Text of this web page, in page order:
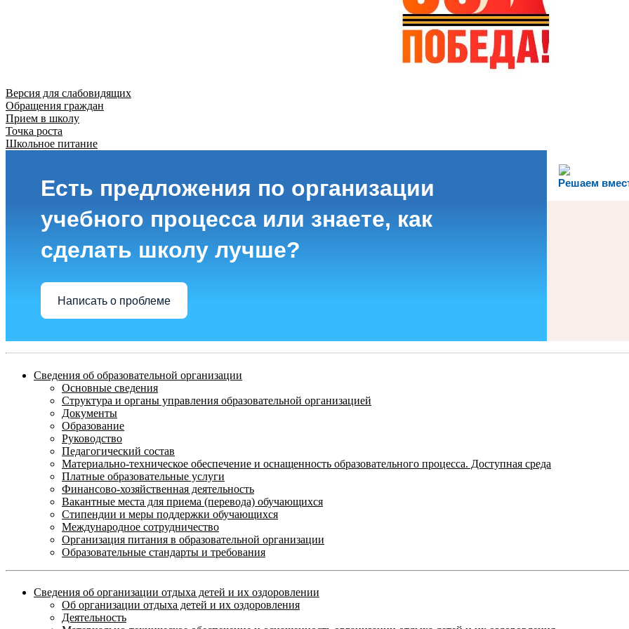
Версия для слабовидящих
Обращения граждан
Прием в школу
Точка роста
Школьное питание
Решаем
Есть предложения по организации
учебного процесса или знаете, как
сделать школу лучше?
Написать о проблеме
Сведения об образовательной организации
Основные сведения
Структура и органы управления образовательной организацией
Документы
Образование
Руководство
Педагогический состав
Материально-техническое обеспечение и оснащенность образовательного процесса. Доступная среда
Платные образовательные услуги
Финансово-хозяйственная деятельность
Вакантные места для приема (перевода) обучающихся
Стипендии и меры поддержки обучающихся
Международное сотрудничество
Организация питания в образовательной организации
Образовательные стандарты и требования
Сведения об организации отдыха детей и их оздоровлении
Об организации отдыха детей и их оздоровления
Деятельность